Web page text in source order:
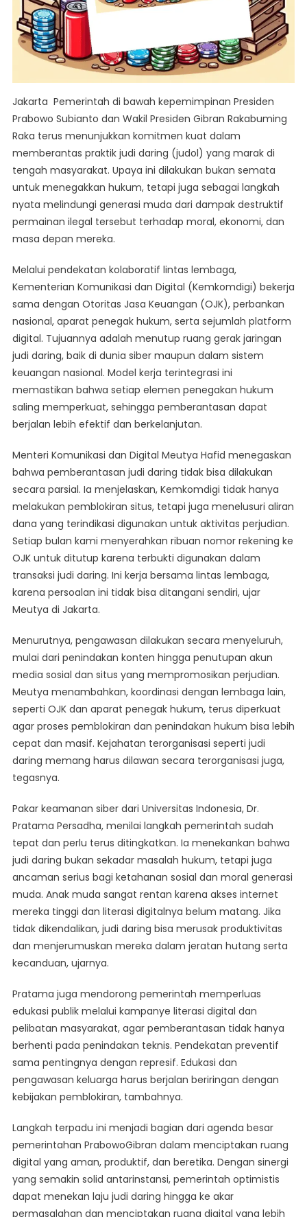
Jakarta  Pemerintah di bawah kepemimpinan Presiden
Prabowo Subianto dan Wakil Presiden Gibran Rakabuming
Raka terus menunjukkan komitmen kuat dalam
memberantas praktik judi daring (judol) yang marak di
tengah masyarakat. Upaya ini dilakukan bukan semata
untuk menegakkan hukum, tetapi juga sebagai langkah
nyata melindungi generasi muda dari dampak destruktif
permainan ilegal tersebut terhadap moral, ekonomi, dan
masa depan mereka.
Melalui pendekatan kolaboratif lintas lembaga,
Kementerian Komunikasi dan Digital (Kemkomdigi) bekerja
sama dengan Otoritas Jasa Keuangan (OJK), perbankan
nasional, aparat penegak hukum, serta sejumlah platform
digital. Tujuannya adalah menutup ruang gerak jaringan
judi daring, baik di dunia siber maupun dalam sistem
keuangan nasional. Model kerja terintegrasi ini
memastikan bahwa setiap elemen penegakan hukum
saling memperkuat, sehingga pemberantasan dapat
berjalan lebih efektif dan berkelanjutan.
Menteri Komunikasi dan Digital Meutya Hafid menegaskan
bahwa pemberantasan judi daring tidak bisa dilakukan
secara parsial. Ia menjelaskan, Kemkomdigi tidak hanya
melakukan pemblokiran situs, tetapi juga menelusuri aliran
dana yang terindikasi digunakan untuk aktivitas perjudian.
Setiap bulan kami menyerahkan ribuan nomor rekening ke
OJK untuk ditutup karena terbukti digunakan dalam
transaksi judi daring. Ini kerja bersama lintas lembaga,
karena persoalan ini tidak bisa ditangani sendiri, ujar
Meutya di Jakarta.
Menurutnya, pengawasan dilakukan secara menyeluruh,
mulai dari penindakan konten hingga penutupan akun
media sosial dan situs yang mempromosikan perjudian.
Meutya menambahkan, koordinasi dengan lembaga lain,
seperti OJK dan aparat penegak hukum, terus diperkuat
agar proses pemblokiran dan penindakan hukum bisa lebih
cepat dan masif. Kejahatan terorganisasi seperti judi
daring memang harus dilawan secara terorganisasi juga,
tegasnya.
Pakar keamanan siber dari Universitas Indonesia, Dr.
Pratama Persadha, menilai langkah pemerintah sudah
tepat dan perlu terus ditingkatkan. Ia menekankan bahwa
judi daring bukan sekadar masalah hukum, tetapi juga
ancaman serius bagi ketahanan sosial dan moral generasi
muda. Anak muda sangat rentan karena akses internet
mereka tinggi dan literasi digitalnya belum matang. Jika
tidak dikendalikan, judi daring bisa merusak produktivitas
dan menjerumuskan mereka dalam jeratan hutang serta
kecanduan, ujarnya.
Pratama juga mendorong pemerintah memperluas
edukasi publik melalui kampanye literasi digital dan
pelibatan masyarakat, agar pemberantasan tidak hanya
berhenti pada penindakan teknis. Pendekatan preventif
sama pentingnya dengan represif. Edukasi dan
pengawasan keluarga harus berjalan beriringan dengan
kebijakan pemblokiran, tambahnya.
Langkah terpadu ini menjadi bagian dari agenda besar
pemerintahan PrabowoGibran dalam menciptakan ruang
digital yang aman, produktif, dan beretika. Dengan sinergi
yang semakin solid antarinstansi, pemerintah optimistis
dapat menekan laju judi daring hingga ke akar
permasalahan dan menciptakan ruang digital yang lebih